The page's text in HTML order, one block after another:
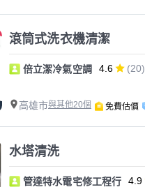
滾筒式洗衣機清潔
倍立潔冷氣空調 4.6 (20)
高雄市與其他20個 免費估價
水塔清洗
管達特水電宅修工程行 4.9